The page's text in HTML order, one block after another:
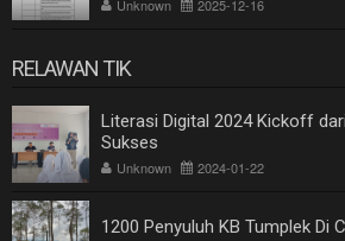
Unknown 2025-12-16
RELAWAN TIK
Literasi Digital 2024 Kickoff
Sukses
Unknown 2024-01-22
1200 Penyuluh KB Tumplek Di